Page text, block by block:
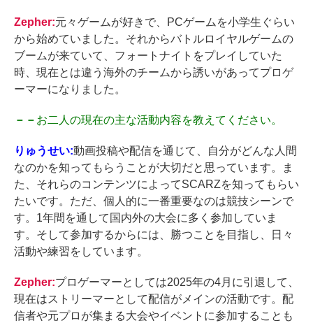
Zepher:元々ゲームが好きで、PCゲームを小学生ぐらい
から始めていました。それからバトルロイヤルゲームの
ブームが来ていて、フォートナイトをプレイしていた
時、現在とは違う海外のチームから誘いがあってプロゲ
ーマーになりました。
－－ お二人の現在の主な活動内容を教えてください。
りゅうせい:動画投稿や配信を通じて、自分がどんな人間
なのかを知ってもらうことが大切だと思っています。ま
た、それらのコンテンツによってSCARZを知ってもらい
たいです。ただ、個人的に一番重要なのは競技シーンで
す。1年間を通して国内外の大会に多く参加していま
す。そして参加するからには、勝つことを目指し、日々
活動や練習をしています。
Zepher:プロゲーマーとしては2025年の4月に引退して、
現在はストリーマーとして配信がメインの活動です。配
信者や元プロが集まる大会やイベントに参加することも